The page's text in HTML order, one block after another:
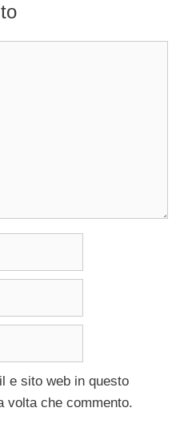
e sito web in questo
volta che commento.